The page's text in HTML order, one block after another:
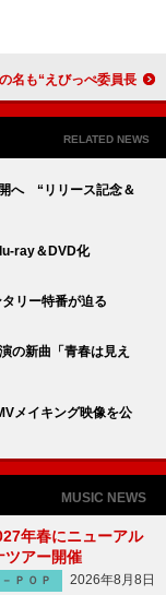
」15周年の新キャラクター登場、その名も“えびっぺ委員長”
RELATED NEWS
へ “リリース記念＆
ray＆DVD化
リー特番が迫る
の新曲「青春は見え
メイキング映像を公
MUSIC NEWS
年春にニューアル
ツアー開催
－ＰＯＰ
2026年8月8日